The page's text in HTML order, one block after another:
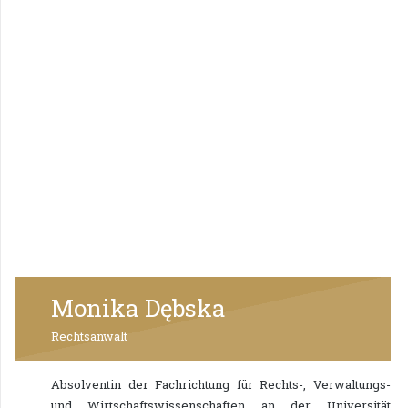
Monika Dębska
Rechtsanwalt
Absolventin der Fachrichtung für Rechts-, Verwaltungs-